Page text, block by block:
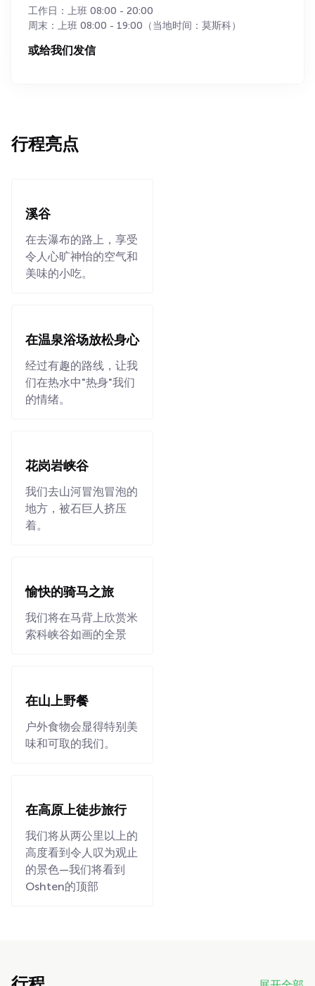
工作日：上班 08:00 - 20:00
周末：上班 08:00 - 19:00（当地时间：莫斯科）
或给我们发信
行程亮点
溪谷
在去瀑布的路上，享受
令人心旷神怡的空气和
美味的小吃。
在温泉浴场放松身心
经过有趣的路线，让我
们在热水中"热身"我们
的情绪。
花岗岩峡谷
我们去山河冒泡冒泡的
地方，被石巨人挤压
着。
愉快的骑马之旅
我们将在马背上欣赏米
索科峡谷如画的全景
在山上野餐
户外食物会显得特别美
味和可取的我们。
在高原上徒步旅行
我们将从两公里以上的
高度看到令人叹为观止
的景色—我们将看到
Oshten的顶部